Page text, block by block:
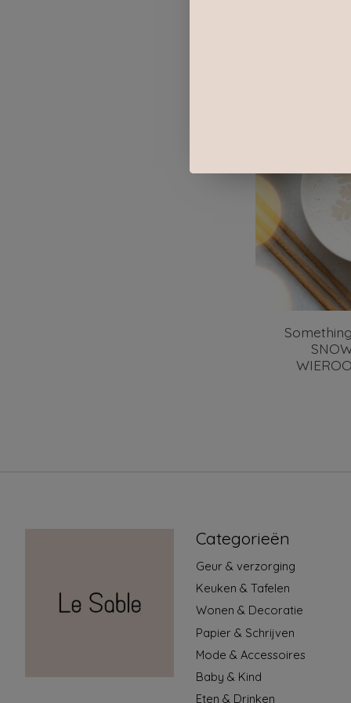
Categorieën
Geur & verzorging
Keuken & Tafelen
Wonen & Decoratie
Papier & Schrijven
Mode & Accessoires
Baby & Kind
Eten & Drinken